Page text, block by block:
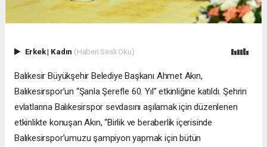
Erkek| Kadın (Haberi Sesli Oku)
Balıkesir Büyükşehir Belediye Başkanı Ahmet Akın,
Balıkesirspor’un “Şanla Şerefle 60. Yıl” etkinliğine katıldı. Şehrin
evlatlarına Balıkesirspor sevdasını aşılamak için düzenlenen
etkinlikte konuşan Akın, “Birlik ve beraberlik içerisinde
Balıkesirspor’umuzu şampiyon yapmak için bütün